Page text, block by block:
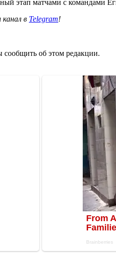
этап матчами с командами
в Telegram!
об этом редакции.